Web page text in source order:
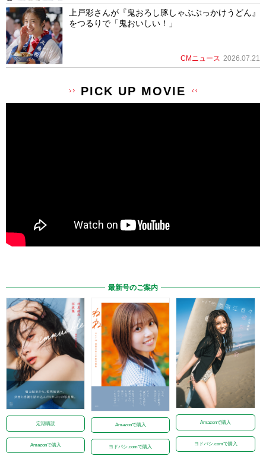
上戸彩さんが『鬼おろし豚しゃぶぶっかけうどん』
をつるりで「鬼おいしい！」
CMニュース 2026.07.21
PICK UP MOVIE
最新号のご案内
定期購読
Amazonで購入
Amazonで購入
ヨドバシ.comで購入
Amazonで購入
ヨドバシ.comで購入